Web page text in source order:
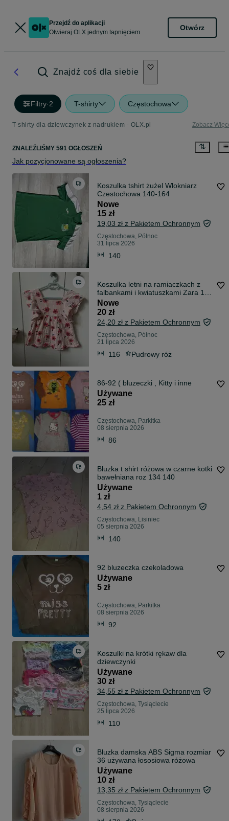
Przejdź do aplikacji
Otwieraj OLX jednym tapnięciem
Otwórz
Znajdź coś dla siebie
Filtry·2 T-shirty Częstochowa
T-shirty dla dziewczynek z nadrukiem - OLX.pl Zobacz
ZNALEŹLIŚMY 591 OGŁOSZEŃ
Jak pozycjonowane są ogłoszenia?
Koszulka tshirt żużel Wlokniarz
Czestochowa 140-164
Nowe
15 zł
19,03 zł z Pakietem Ochronnym
Częstochowa, Północ
31 lipca 2026
140
Koszulka letni na ramiaczkach z
falbankami i kwiatuszkami Zara 116
nowa
Nowe
20 zł
24,20 zł z Pakietem Ochronnym
Częstochowa, Północ
21 lipca 2026
116 Pudrowy róż
86-92 ( bluzeczki , Kitty i inne
Używane
25 zł
Częstochowa, Parkitka
08 sierpnia 2026
86
Bluzka t shirt różowa w czarne kotki
bawełniana roz 134 140
Używane
1 zł
4,54 zł z Pakietem Ochronnym
Częstochowa, Lisiniec
05 sierpnia 2026
140
92 bluzeczka czekoladowa
Używane
5 zł
Częstochowa, Parkitka
08 sierpnia 2026
92
Koszulki na krótki rękaw dla
dziewczynki
Używane
30 zł
34,55 zł z Pakietem Ochronnym
Częstochowa, Tysiąclecie
25 lipca 2026
110
Bluzka damska ABS Sigma rozmiar
36 używana łososiowa różowa
Używane
10 zł
13,35 zł z Pakietem Ochronnym
Częstochowa, Tysiąclecie
08 sierpnia 2026